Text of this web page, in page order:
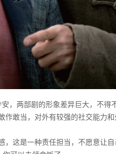
，两部剧的形象差异巨大，不得
敢当，对外有较强的社交能力
这是一种责任担当，不愿意让